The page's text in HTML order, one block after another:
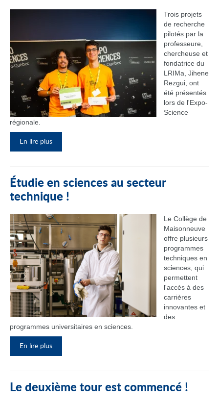
Trois projets
de recherche
pilotés par la
professeure,
chercheuse et
fondatrice du
LRIMa, Jihene
Rezgui, ont
été présentés
lors de l'Expo-
Science
régionale.
En lire plus
Étudie en sciences au secteur
technique !
Le Collège de
Maisonneuve
offre plusieurs
programmes
techniques en
sciences, qui
permettent
l'accès à des
carrières
innovantes et
des
programmes universitaires en sciences.
En lire plus
Le deuxième tour est commencé !